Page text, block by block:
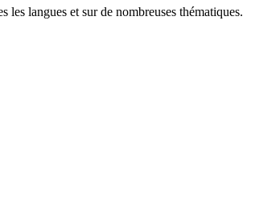
les langues et sur de nombreuses thématiques.